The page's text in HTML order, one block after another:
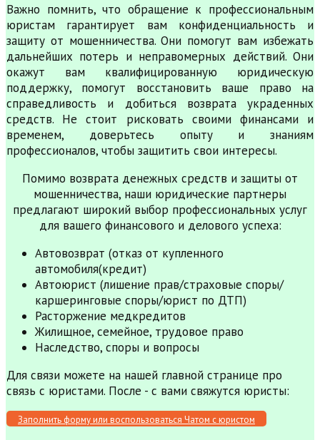
Важно помнить, что обращение к профессиональным
юристам гарантирует вам конфиденциальность и
защиту от мошенничества. Они помогут вам избежать
дальнейших потерь и неправомерных действий. Они
окажут вам квалифицированную юридическую
поддержку, помогут восстановить ваше право на
справедливость и добиться возврата украденных
средств. Не стоит рисковать своими финансами и
временем, доверьтесь опыту и знаниям
профессионалов, чтобы защитить свои интересы.
Помимо возврата денежных средств и защиты от
мошенничества, наши юридические партнеры
предлагают широкий выбор профессиональных услуг
для вашего финансового и делового успеха:
Автовозврат (отказ от купленного
автомобиля(кредит)
Автоюрист (лишение прав/страховые споры/
каршеринговые споры/юрист по ДТП)
Расторжение медкредитов
Жилищное, семейное, трудовое право
Наследство, споры и вопросы
Для связи можете на нашей главной странице про
связь с юристами. После - с вами свяжутся юристы:
Заполнить форму или воспользоваться Чатом с юристом